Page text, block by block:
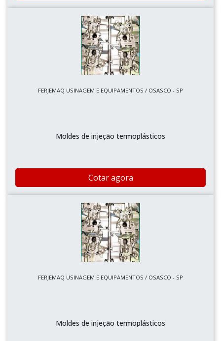
FERJEMAQ USINAGEM E EQUIPAMENTOS / OSASCO - SP
Moldes de injeção termoplásticos
Cotar agora
FERJEMAQ USINAGEM E EQUIPAMENTOS / OSASCO - SP
Moldes de injeção termoplásticos